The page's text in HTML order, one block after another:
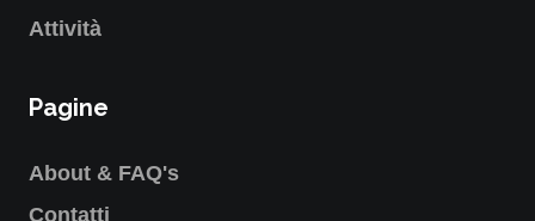
Attività
Pagine
About & FAQ's
Contatti